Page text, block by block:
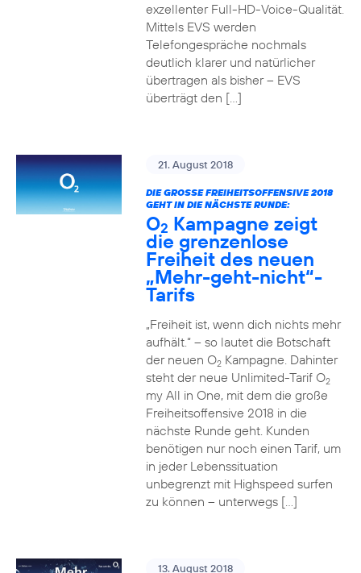
exzellenter Full-HD-Voice-Qualität.
Mittels EVS werden
Telefongespräche nochmals
deutlich klarer und natürlicher
übertragen als bisher – EVS
überträgt den […]
21. August 2018
DIE GROSSE FREIHEITSOFFENSIVE 2018 G
EHT IN DIE NÄCHSTE RUNDE:
O2 Kampagne zeigt
die grenzenlose
Freiheit des neuen
„Mehr-geht-nicht“-
Tarifs
„Freiheit ist, wenn dich nichts mehr
aufhält.“ – so lautet die Botschaft
der neuen O2Kampagne. Dahinter
steht der neue Unlimited-Tarif O2
my All in One, mit dem die große
Freiheitsoffensive 2018 in die
nächste Runde geht. Kunden
benötigen nur noch einen Tarif, um
in jeder Lebenssituation
unbegrenzt mit Highspeed surfen
zu können – unterwegs […]
13. August 2018